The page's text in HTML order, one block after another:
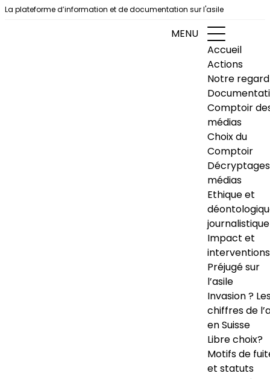
Aller au contenu
La plateforme d’information et de documentation sur l'asile
MENU
Accueil
Actions
Notre regard
Comptoir
médias
Choix du
Comptoir
Décryptages
médias
Ethique et
journalistique
Impact et
interventions
Préjugé sur
l’asile
Invasion ?
chiffres de
en Suisse
Libre choix?
Motifs de
et statuts